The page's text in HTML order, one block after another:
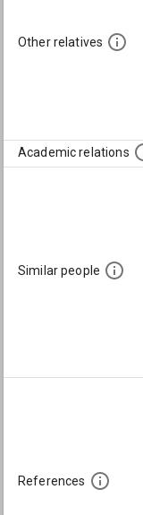
Other relatives
Academic relations
Similar people
References